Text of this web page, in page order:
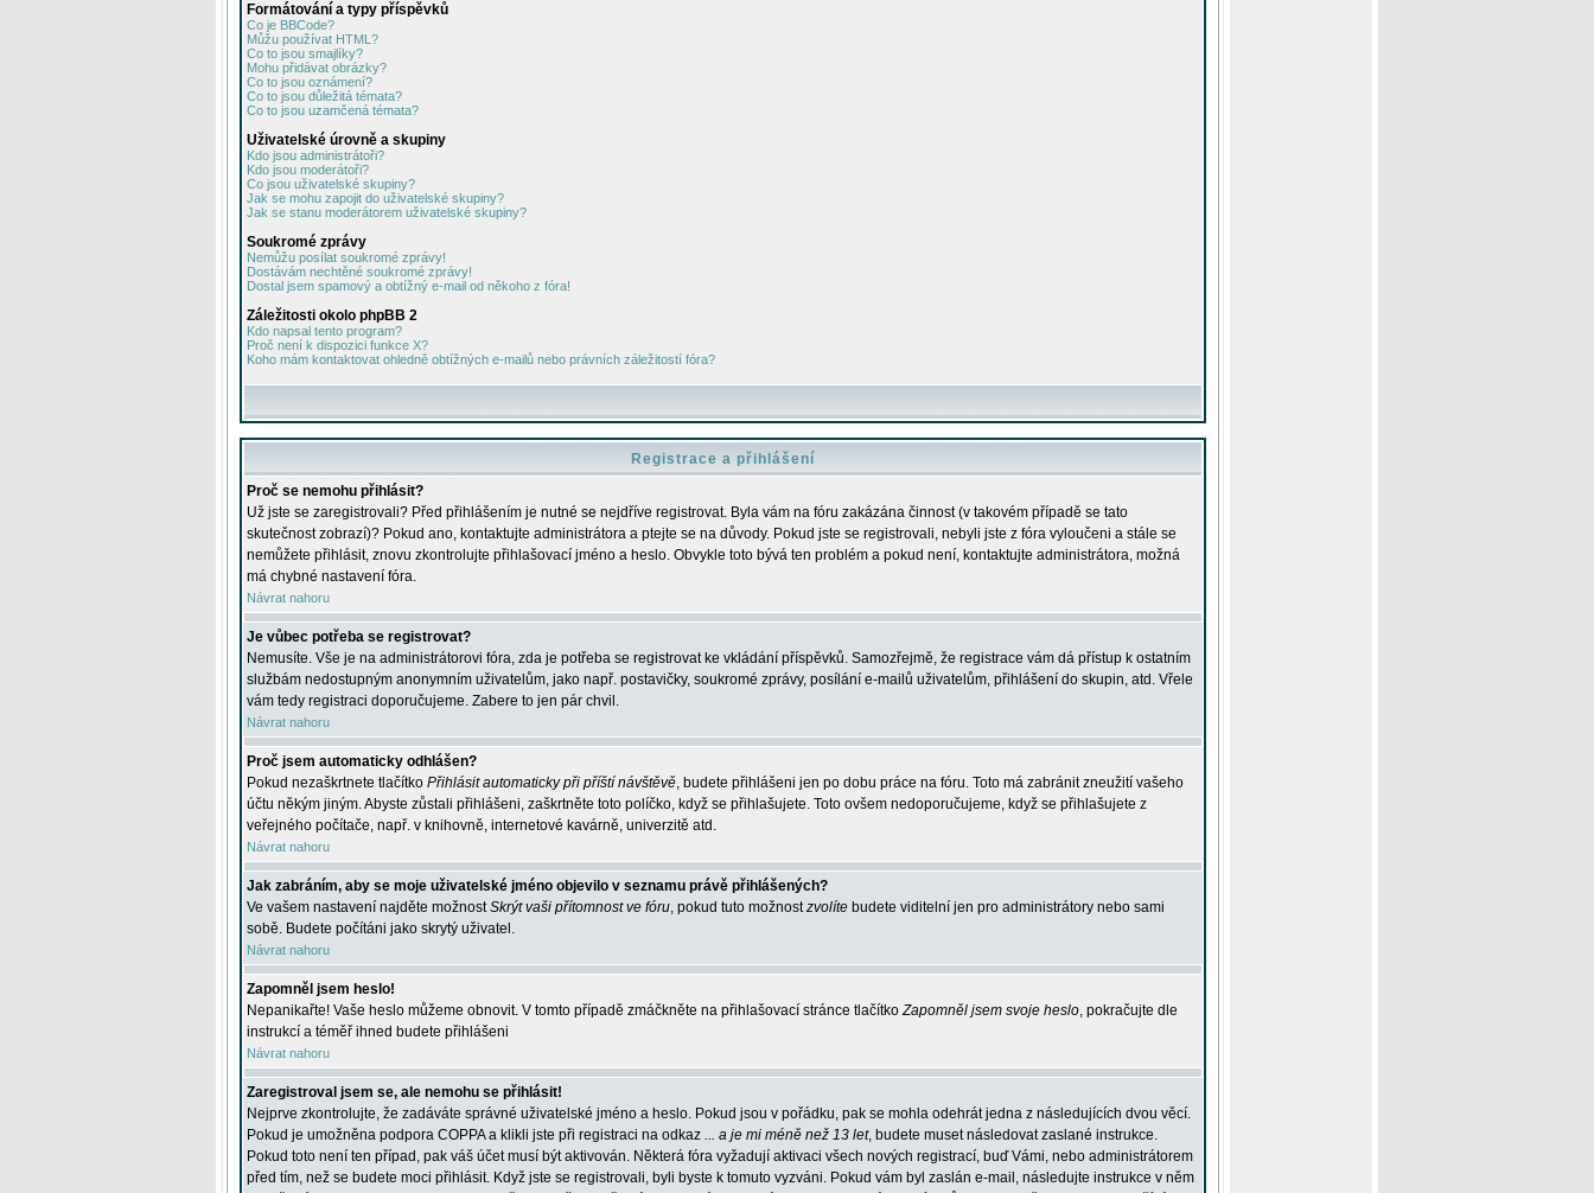
Formátování a typy příspěvků
Co je BBCode?
Můžu používat HTML?
Co to jsou smajlíky?
Mohu přidávat obrázky?
Co to jsou oznámení?
Co to jsou důležitá témata?
Co to jsou uzamčená témata?
Uživatelské úrovně a skupiny
Kdo jsou administrátoři?
Kdo jsou moderátoři?
Co jsou uživatelské skupiny?
Jak se mohu zapojit do uživatelské skupiny?
Jak se stanu moderátorem uživatelské skupiny?
Soukromé zprávy
Nemůžu posílat soukromé zprávy!
Dostávám nechtěné soukromé zprávy!
Dostal jsem spamový a obtížný e-mail od někoho z fóra!
Záležitosti okolo phpBB 2
Kdo napsal tento program?
Proč není k dispozici funkce X?
Koho mám kontaktovat ohledně obtížných e-mailů nebo právních záležitostí fóra?
Registrace a přihlášení
Proč se nemohu přihlásit?
Už jste se zaregistrovali? Před přihlášením je nutné se nejdříve registrovat. Byla vám na fóru zakázána činnost (v takovém případě se tato
skutečnost zobrazí)? Pokud ano, kontaktujte administrátora a ptejte se na důvody. Pokud jste se registrovali, nebyli jste z fóra vyloučeni a stále se
nemůžete přihlásit, znovu zkontrolujte přihlašovací jméno a heslo. Obvykle toto bývá ten problém a pokud není, kontaktujte administrátora, možná
má chybné nastavení fóra.
Návrat nahoru
Je vůbec potřeba se registrovat?
Nemusíte. Vše je na administrátorovi fóra, zda je potřeba se registrovat ke vkládání příspěvků. Samozřejmě, že registrace vám dá přístup k ostatním
službám nedostupným anonymním uživatelům, jako např. postavičky, soukromé zprávy, posílání e-mailů uživatelům, přihlášení do skupin, atd. Vřele
vám tedy registraci doporučujeme. Zabere to jen pár chvil.
Návrat nahoru
Proč jsem automaticky odhlášen?
Pokud nezaškrtnete tlačítko Přihlásit automaticky při příští návštěvě, budete přihlášeni jen po dobu práce na fóru. Toto má zabránit zneužití vašeho
účtu někým jiným. Abyste zůstali přihlášeni, zaškrtněte toto políčko, když se přihlašujete. Toto ovšem nedoporučujeme, když se přihlašujete z
veřejného počítače, např. v knihovně, internetové kavárně, univerzitě atd.
Návrat nahoru
Jak zabráním, aby se moje uživatelské jméno objevilo v seznamu právě přihlášených?
Ve vašem nastavení najděte možnostSkrýt vaši přítomnost ve fóru, pokud tuto možnostzvolíte budete viditelní jen pro administrátory nebo sami
sobě. Budete počítáni jako skrytý uživatel.
Návrat nahoru
Zapomněl jsem heslo!
Nepanikařte! Vaše heslo můžeme obnovit. V tomto případě zmáčkněte na přihlašovací stránce tlačítkoZapomněl jsem svoje heslo, pokračujte dle
instrukcí a téměř ihned budete přihlášeni
Návrat nahoru
Zaregistroval jsem se, ale nemohu se přihlásit!
Nejprve zkontrolujte, že zadáváte správné uživatelské jméno a heslo. Pokud jsou v pořádku, pak se mohla odehrát jedna z následujících dvou věcí.
Pokud je umožněna podpora COPPA a klikli jste při registraci na odkaz ... a je mi méně než 13 let, budete muset následovat zaslané instrukce.
Pokud toto není ten případ, pak váš účet musí být aktivován. Některá fóra vyžadují aktivaci všech nových registrací, buď Vámi, nebo administrátorem
před tím, než se budete moci přihlásit. Když jste se registrovali, byli byste k tomuto vyzváni. Pokud vám byl zaslán e-mail, následujte instrukce v něm